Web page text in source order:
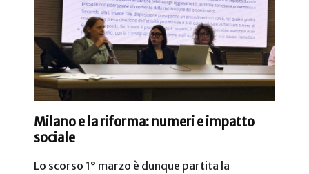
Milano e la riforma: numeri e impatto
sociale
Lo scorso 1° marzo è dunque partita la